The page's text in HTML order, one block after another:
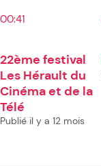
00:41
22ème festival
Les Hérault du
Cinéma et de la
Télé
Publié il y a 12 mois